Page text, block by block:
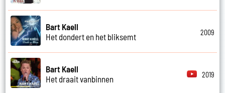
Bart Kaell
Het dondert en het bliksemt
2009
Bart Kaell
Het draait vanbinnen
2019